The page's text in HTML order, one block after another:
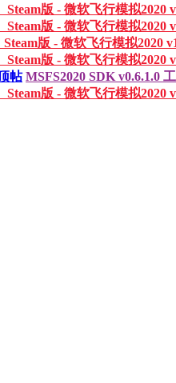
Steam版 - 微软飞行模拟2020
Steam版 - 微软飞行模拟2020
Steam版 - 微软飞行模拟2020
Steam版 - 微软飞行模拟2020
帖 MSFS2020 SDK v0.6.1.0
Steam版 - 微软飞行模拟2020